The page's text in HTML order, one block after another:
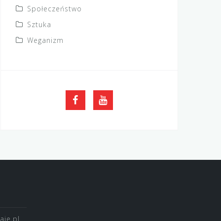
Społeczeństwo
Sztuka
Weganizm
YouTube